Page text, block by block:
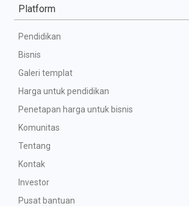
Platform
Pendidikan
Bisnis
Galeri templat
Harga untuk pendidikan
Penetapan harga untuk bisnis
Komunitas
Tentang
Kontak
Investor
Pusat bantuan